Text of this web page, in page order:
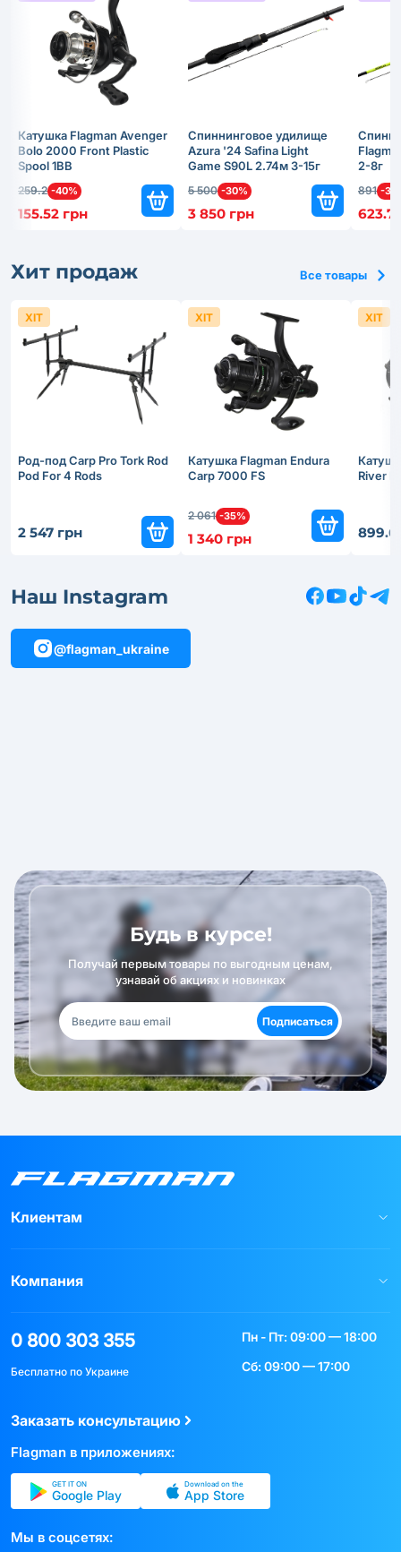
Катушка Flagman Avenger
Bolo 2000 Front Plastic
Spool 1BB
259.2 -40%
155.52 грн
Спиннинговое удилище
Azura '24 Safina Light
Game S90L 2.74м 3-15г
5 500 -30%
3 850 грн
2-8г
891 -
623.7
Хит продаж Все товары
Род-под Carp Pro Tork Rod
Pod For 4 Rods
2 547 грн
ХІТ
Катушка Flagman Endura
Carp 7000 FS
2 061 -35%
1 340 грн
ХІТ
River
899.6
ХІТ
Наш Instagram
@flagman_ukraine
Будь в курсе!
Получай первым товары по выгодным ценам,
узнавай об акциях и новинках
Подписаться
Клиентам
Компания
0 800 303 355
Бесплатно по Украине
Пн - Пт: 09:00 — 18:00
Сб: 09:00 — 17:00
Заказать консультацию
Flagman в приложениях:
GET IT ON
Google Play
Download on the
App Store
Мы в соцсетях: